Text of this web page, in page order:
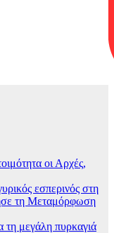
οι Αρχές,
εσπερινός στη
τη Μεταμόρφωση
τη μεγάλη πυρκαγιά